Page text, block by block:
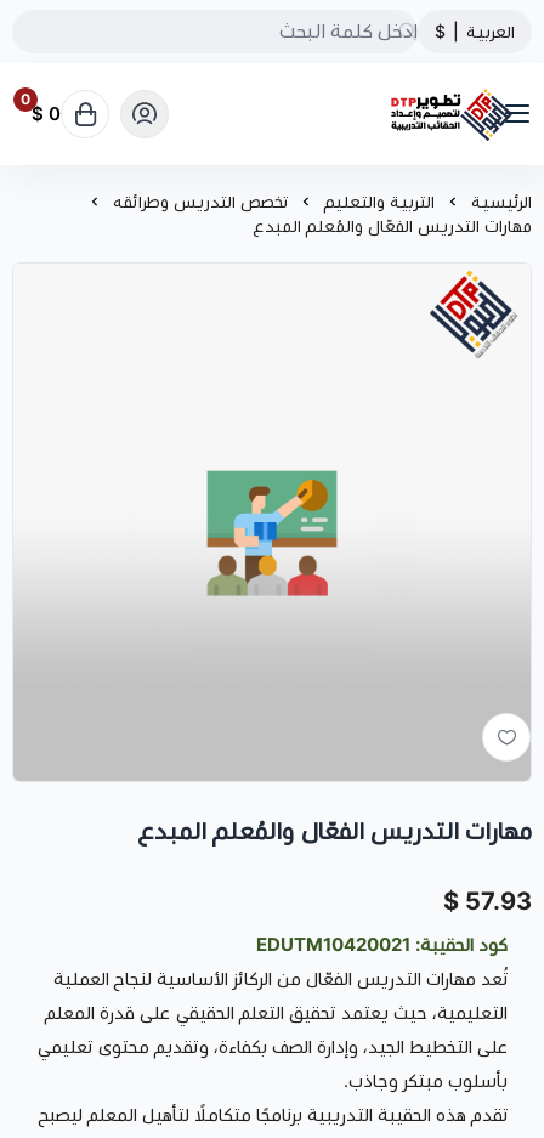
العربية $
تطوير الحقائب التدريبية
0
0 $
الرئيسية التربية والتعليم
تخصص التدريس وطرائقه
مهارات التدريس الفعّال والمُعلم المبدع
مهارات التدريس الفعّال والمُعلم المبدع
57.93 $
كود الحقيبة: EDUTM10420021
تُعد مهارات التدريس الفعّال من الركائز الأساسية لنجاح العملية
التعليمية، حيث يعتمد تحقيق التعلم الحقيقي على قدرة المعلم
على التخطيط الجيد، وإدارة الصف بكفاءة، وتقديم محتوى تعليمي
بأسلوب مبتكر وجاذب.
تقدم هذه الحقيبة التدريبية برنامجًا متكاملًا لتأهيل المعلم ليصبح